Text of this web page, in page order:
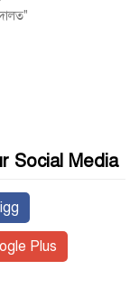
Social Media
Plus